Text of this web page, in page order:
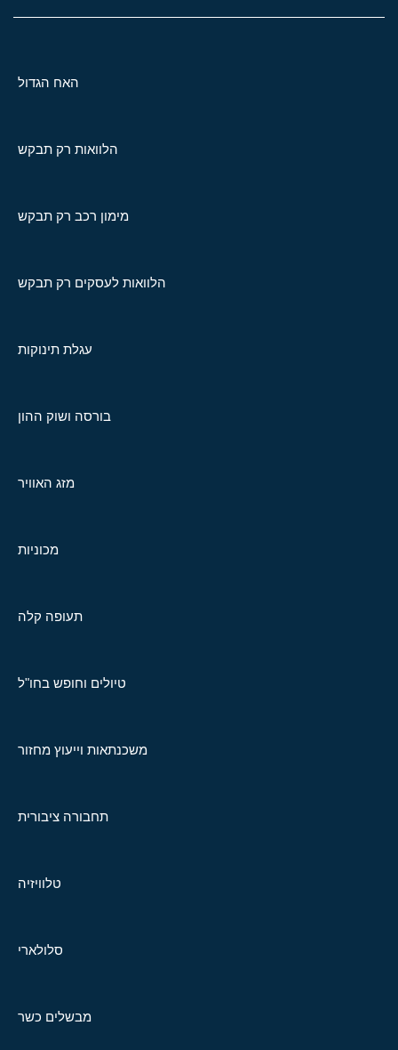
האח הגדול
הלוואות רק תבקש
מימון רכב רק תבקש
הלוואות לעסקים רק תבקש
עגלת תינוקות
בורסה ושוק ההון
מזג האוויר
מכוניות
תעופה קלה
טיולים וחופש בחו"ל
משכנתאות וייעוץ מחזור
תחבורה ציבורית
טלוויזיה
סלולארי
מבשלים כשר